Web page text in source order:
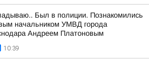
Был в полиции. Познакомились
начальником УМВД города
Андреем Платоновым
10:39